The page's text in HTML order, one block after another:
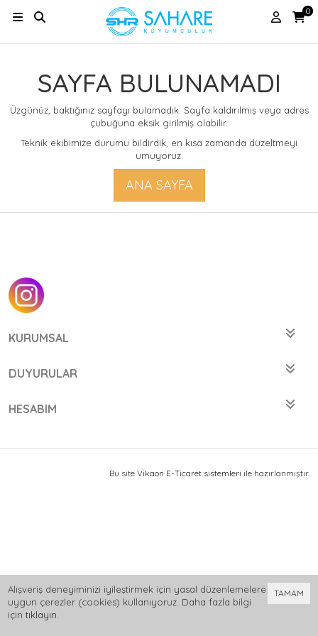
0
SAYFA BULUNAMADI
Üzgünüz, baktığınız sayfayı bulamadık. Sayfa kaldırılmış veya adres
çubuğuna eksik girilmiş olabilir.
Teknik ekibimize durumu bildirdik, en kısa zamanda düzeltmeyi
umuyoruz.
ANA SAYFA
KURUMSAL
DUYURULAR
HESABIM
Bu site Vikaon E-Ticaret sistemleri ile hazırlanmıştır.
TAMAM
Alışveriş deneyiminizi iyileştirmek için yasal düzenlemelere
uygun çerezler (cookies) kullanıyoruz. Daha fazla bilgi
için tıklayın